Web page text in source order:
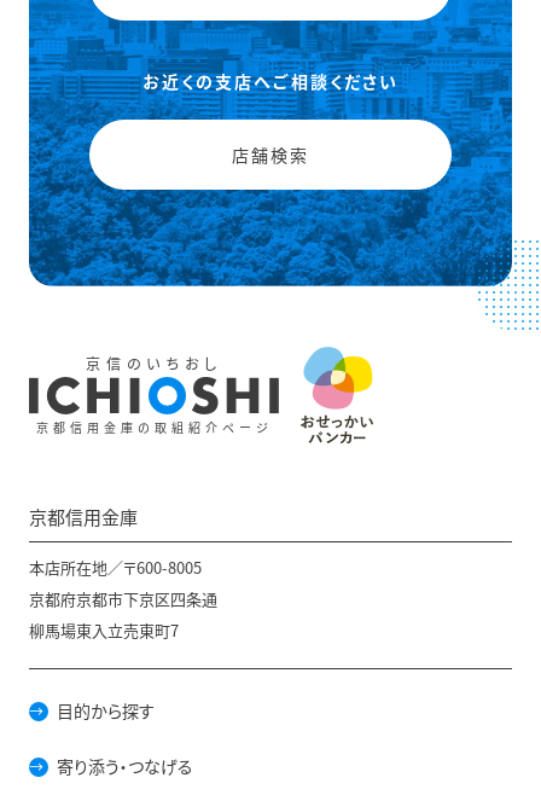
お近くの支店へご相談ください
店舗検索
京信のいちおし
京都信用金庫の取組紹介ページ
京都信用金庫
本店所在地／〒600-8005
京都府京都市下京区四条通
柳馬場東入立売東町7
目的から探す
寄り添う・つなげる